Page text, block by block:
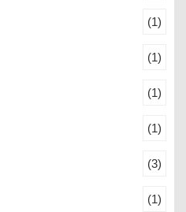
(1)
(1)
(1)
(1)
(3)
(1)